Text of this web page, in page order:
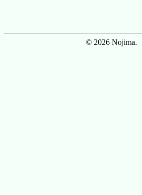
© 2026 Nojima.